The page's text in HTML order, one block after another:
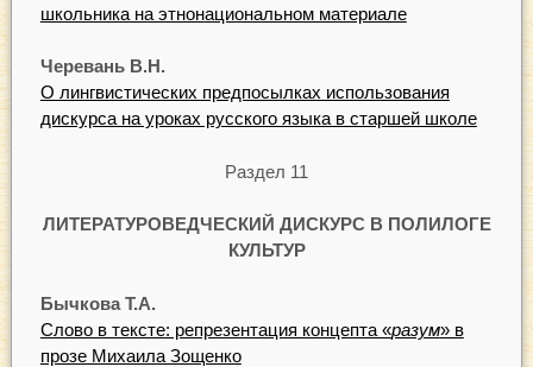
школьника на этнонациональном материале
Черевань В.Н.
О лингвистических предпосылках использования
дискурса на уроках русского языка в старшей школе
Раздел 11
ЛИТЕРАТУРОВЕДЧЕСКИЙ ДИСКУРС В ПОЛИЛОГЕ
КУЛЬТУР
Бычкова Т.А.
Слово в тексте: репрезентация концепта «разум» в
прозе Михаила Зощенко